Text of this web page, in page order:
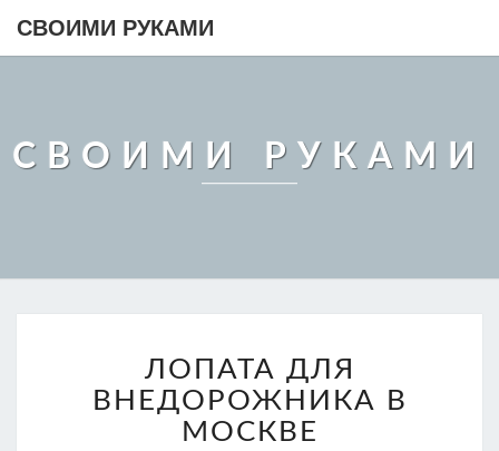
СВОИМИ РУКАМИ
СВОИМИ РУКАМИ
ДЛЯ
ВНЕДОРОЖНИКА
В
МОСКВЕ
ЛОПАТА ДЛЯ
ВНЕДОРОЖНИКА В
МОСКВЕ